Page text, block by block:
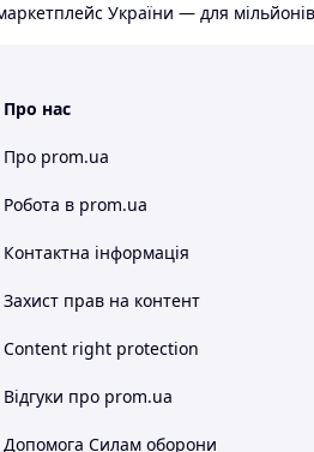
України — для
Про нас
Про prom.ua
Робота в prom.ua
Контактна інформація
Захист прав на контент
Content right protection
Відгуки про prom.ua
Допомога Силам оборони